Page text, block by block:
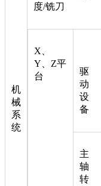
机
械
系
统
度/铣刀
X、
Y、Z平
台
驱
动
设
备
主
轴
转